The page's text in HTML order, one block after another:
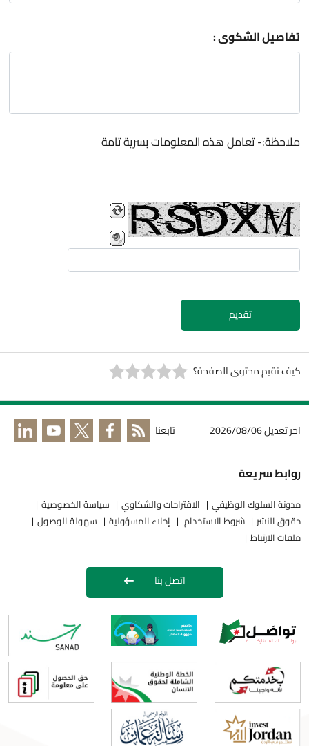
تفاصيل الشكوى :
ملاحظة:- تعامل هذه المعلومات بسرية تامة
تقديم
كيف تقيم محتوى الصفحة؟
اخر تعديل2026/08/06 تابعنا
روابط سريعة
مدونة السلوك الوظيفي الاقتراحات والشكاوي
سياسة الخصوصية
حقوق النشر
شروط الاستخدام إخلاء المسؤولية
سهولة الوصول
ملفات الارتباط
اتصل بنا